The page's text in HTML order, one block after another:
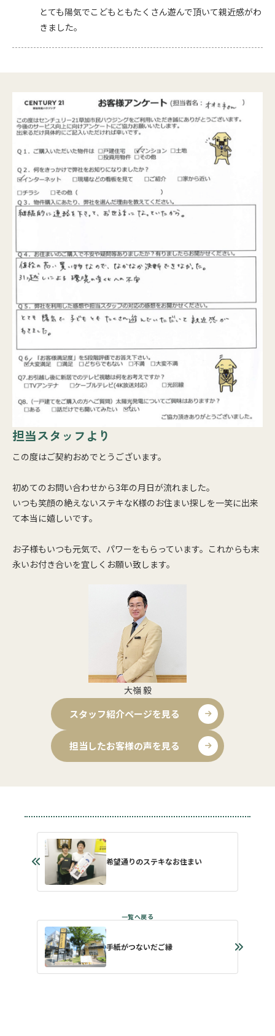
とても陽気でこどもともたくさん遊んで頂いて親近感がわ
きました。
担当スタッフより
この度はご契約おめでとうございます。
初めてのお問い合わせから3年の月日が流れました。
いつも笑顔の絶えないステキなK様のお住まい探しを一笑に出来
て本当に嬉しいです。
お子様もいつも元気で、パワーをもらっています。これからも末
永いお付き合いを宜しくお願い致します。
大嶺 毅
スタッフ紹介ページを見る
担当したお客様の声を見る
希望通りのステキなお住まい
手紙がつないだご縁